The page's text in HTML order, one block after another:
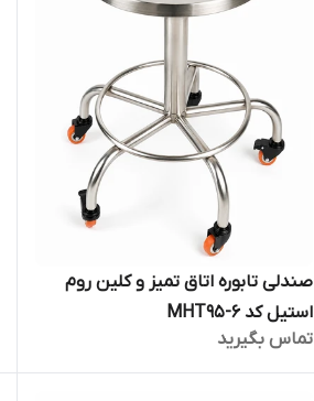
صندلی تابوره اتاق تمیز و کلین روم
استیل کد MHT95-6
تماس بگیرید